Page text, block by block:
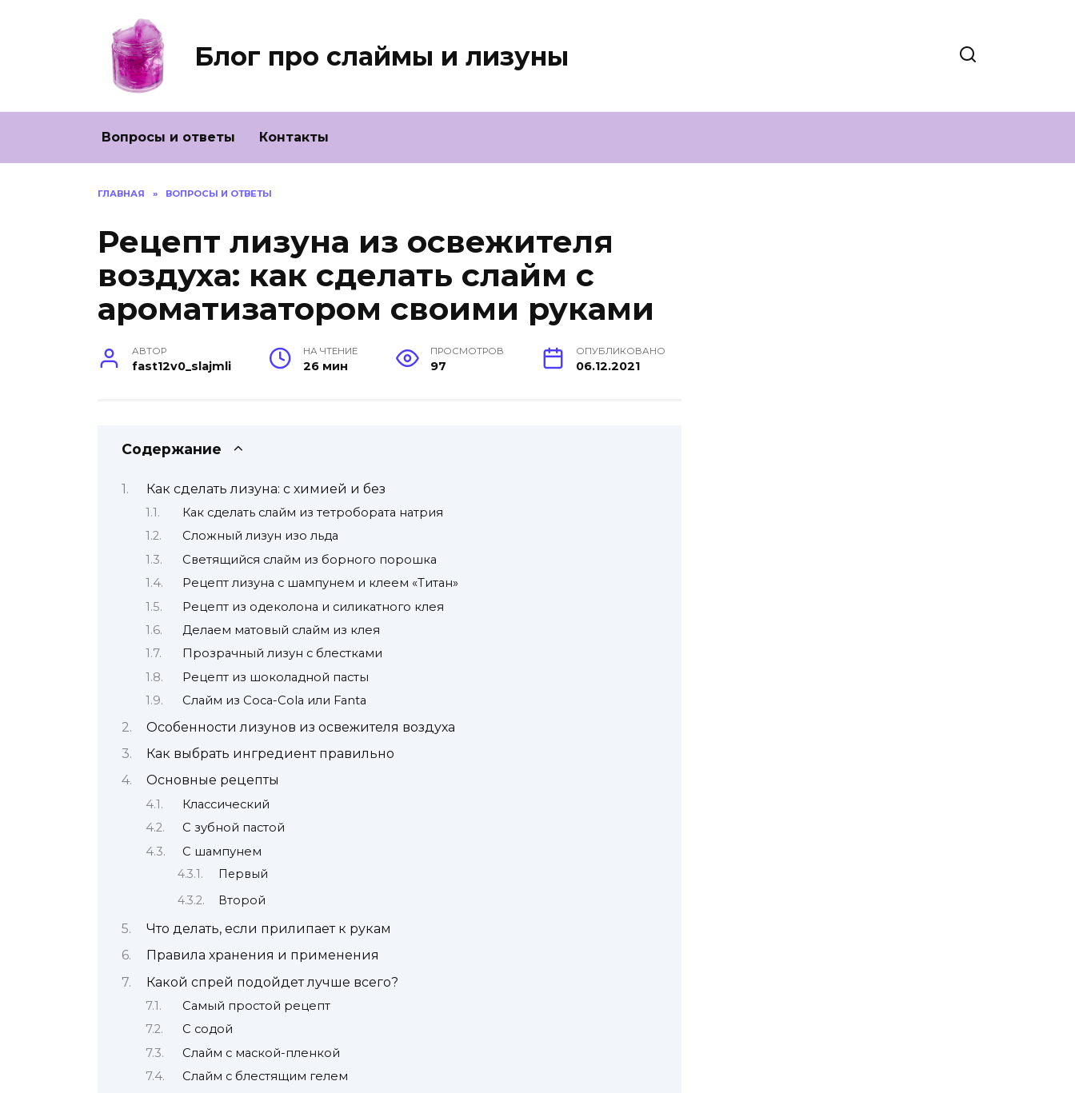
Блог про слаймы и лизуны
Вопросы и ответы Контакты
ГЛАВНАЯ » ВОПРОСЫ И ОТВЕТЫ
Рецепт лизуна из освежителя
воздуха: как сделать слайм с
ароматизатором своими руками
АВТОР
fast12v0_slajmli
НА ЧТЕНИЕ
26 мин
ПРОСМОТРОВ
97
ОПУБЛИКОВАНО
06.12.2021
Содержание
Как сделать лизуна: с химией и без
Как сделать слайм из тетробората натрия
Сложный лизун изо льда
Светящийся слайм из борного порошка
Рецепт лизуна с шампунем и клеем «Титан»
Рецепт из одеколона и силикатного клея
Делаем матовый слайм из клея
Прозрачный лизун с блестками
Рецепт из шоколадной пасты
Слайм из Coca-Cola или Fanta
Особенности лизунов из освежителя воздуха
Как выбрать ингредиент правильно
Основные рецепты
Классический
С зубной пастой
С шампунем
Первый
Второй
Что делать, если прилипает к рукам
Правила хранения и применения
Какой спрей подойдет лучше всего?
Самый простой рецепт
С содой
Слайм с маской-пленкой
Слайм с блестящим гелем